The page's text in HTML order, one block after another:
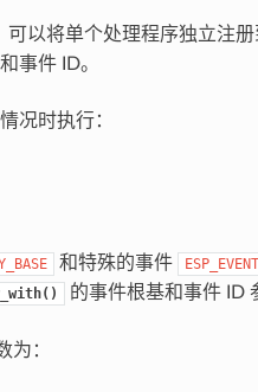
可以将单个处理程序独立注
事件 ID。
况时执行：
和特殊的事件
的事件根基和事件 ID
为：